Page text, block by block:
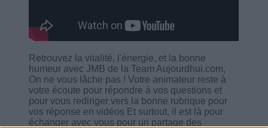
Retrouvez la vitalité, l'énergie, et la bonne
humeur avec JMB de la Team Aujourdhui.com,
On ne vous lâche pas ! Votre animateur reste à
votre écoute pour répondre à vos questions et
pour vous rediriger vers la bonne rubrique pour
vos réponse en vidéos Et surtout, il est là pour
échanger avec vous pour un partage des